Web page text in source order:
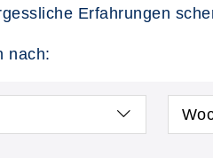
Erfahrungen
nach: